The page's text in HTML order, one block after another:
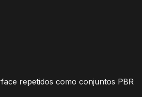
repetidos como conjuntos PBR